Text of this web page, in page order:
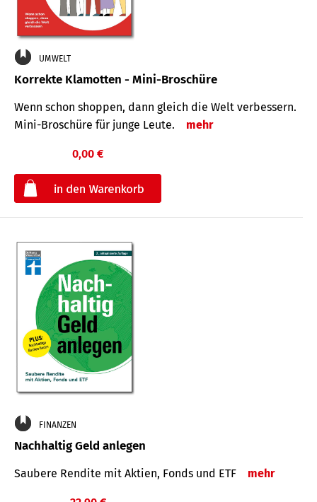
UMWELT
Korrekte Klamotten - Mini-Broschüre
Wenn schon shoppen, dann gleich die Welt verbessern.
Mini-Broschüre für junge Leute.
mehr
0,00 €
FINANZEN
Nachhaltig Geld anlegen
Saubere Rendite mit Aktien, Fonds und ETF mehr